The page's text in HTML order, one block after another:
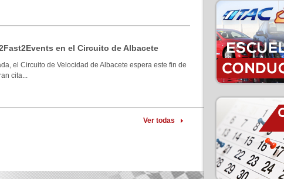
en el Circuito de Albacete
el Circuito de Velocidad de Albacete espera este fin de
cita...
Ver todas